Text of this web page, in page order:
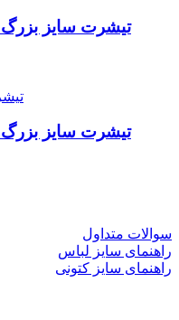
تیشرت سایز بزرگ عرض 65 و
تیشرت سایز بزرگ عرض 65 و
سوالات متداول
راهنمای سایز لباس
راهنمای سایز کتونی